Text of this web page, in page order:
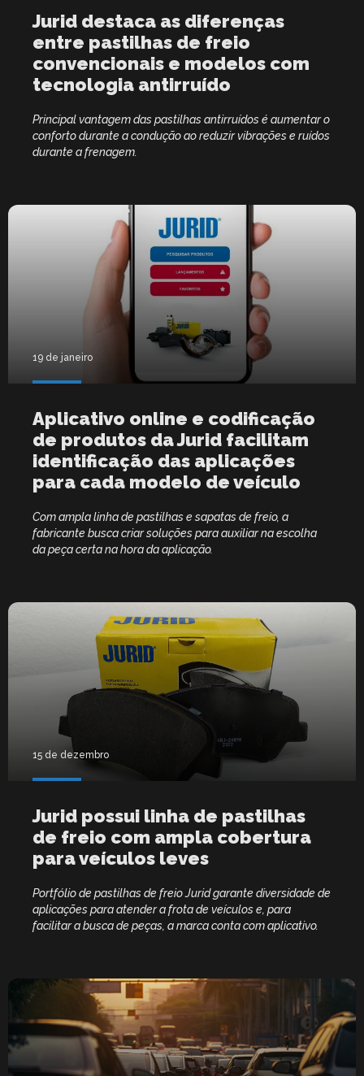
Jurid destaca as diferenças
entre pastilhas de freio
convencionais e modelos com
tecnologia antirruído
Principal vantagem das pastilhas antirruídos é aumentar o
conforto durante a condução ao reduzir vibrações e ruídos
durante a frenagem.
19 de janeiro
Aplicativo online e codificação
de produtos da Jurid facilitam
identificação das aplicações
para cada modelo de veículo
Com ampla linha de pastilhas e sapatas de freio, a
fabricante busca criar soluções para auxiliar na escolha
da peça certa na hora da aplicação.
15 de dezembro
Jurid possui linha de pastilhas
de freio com ampla cobertura
para veículos leves
Portfólio de pastilhas de freio Jurid garante diversidade de
aplicações para atender a frota de veículos e, para
facilitar a busca de peças, a marca conta com aplicativo.